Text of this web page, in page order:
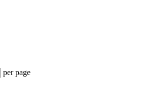
per page